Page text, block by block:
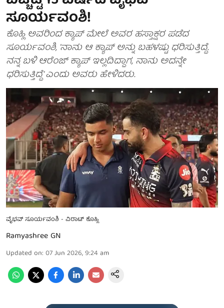
ಸೂರ್ಯವಂಶಿ!
ಕೊಹ್ಲಿ ಅವರಿಂದ ಕ್ಯಾಪ್ ಮೇಲೆ ಅವರ ಹಸ್ತಾಕ್ಷರ ಪಡೆದ
ಸೂರ್ಯವಂಶಿ, 'ನಾನು ಆ ಕ್ಯಾಪ್ ಅನ್ನು ಬಹಳಷ್ಟು ಧರಿಸುತ್ತಿದ್ದೆ.
ನನ್ನ ಬಳಿ ಆರೆಂಜ್ ಕ್ಯಾಪ್ ಇಲ್ಲದಿದ್ದಾಗ, ನಾನು ಅದನ್ನೇ
ಧರಿಸುತ್ತಿದ್ದೆ' ಎಂದು ಅವರು ಹೇಳಿದರು.
ವೈಭವ್ ಸೂರ್ಯವಂಶಿ - ವಿರಾಟ್ ಕೊಹ್ಲಿ
Ramyashree GN
Updated on: 07 Jun 2026, 9:24 am